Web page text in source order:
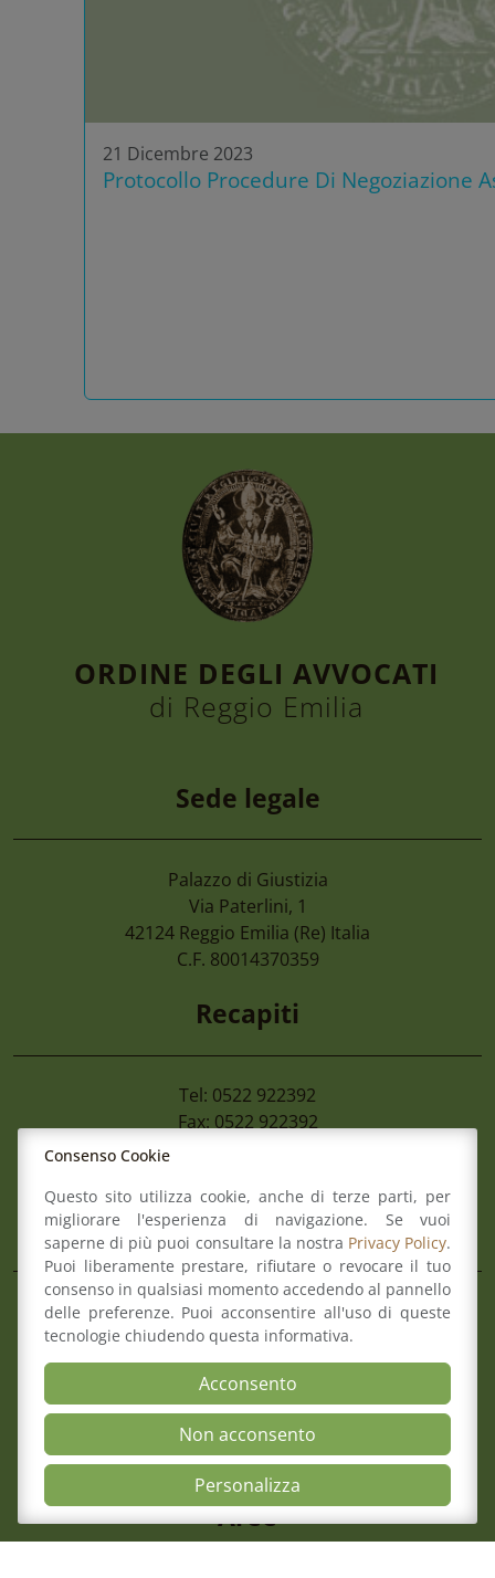
Open
21 Dicembre 2023
Protocollo Procedure Di Negoziazione
4 Agosto 2026
Cimone 2027 59° Campionato
Magistrati
ORDINE DEGLI AVVOCATI
di Reggio Emilia
Sede legale
Palazzo di Giustizia
Via Paterlini, 1
42124 Reggio Emilia (Re) Italia
C.F. 80014370359
Recapiti
Tel: 0522 922392
Fax: 0522 922392
Mail:info@ordineforense.re.it
L’Ordine
Composizione del Consiglio
Commissioni
Comitato pari opportunità
Osservatori
Richiesta pareri di congruità
Verbali del Consiglio
Aree
Consenso Cookie
Questo sito utilizza cookie, anche di terze parti, per
migliorare l'esperienza di navigazione. Se vuoi
saperne di più puoi consultare la nostra Privacy Policy.
Puoi liberamente prestare, rifiutare o revocare il tuo
consenso in qualsiasi momento accedendo al pannello
delle preferenze. Puoi acconsentire all'uso di queste
tecnologie chiudendo questa informativa.
Acconsento
Non acconsento
Personalizza